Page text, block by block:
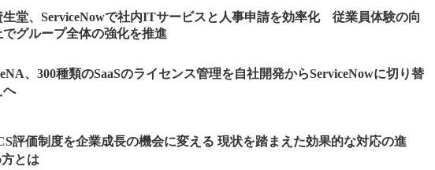
生堂、ServiceNowで社内ITサービスと人事申請を効率化 従業員体験の向
でグループ全体の強化を推進
、300種類のSaaSのライセンス管理を自社開発からServiceNowに切り替
へ